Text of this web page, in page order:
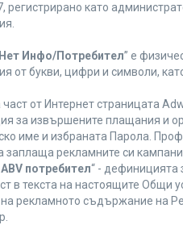
регистрирано като
Инфо/Потребител” е
от букви, цифри и символи,
част от Интернет страницата
за извършените плащания и
име и избраната Парола.
рекламните си
потребител“ - дефиницията
в текста на настоящите Общи
на рекламното съдържание на